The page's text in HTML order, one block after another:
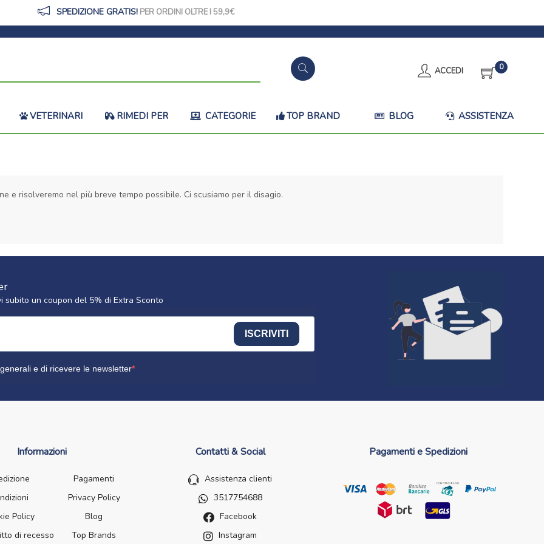
SPEDIZIONE GRATIS! PER ORDINI OLTRE I 59,9
ACCEDI 0
VETERINARI RIMEDI PER CATEGORIE TOP BRAND BLOG ASSISTENZA
e risolveremo nel più breve tempo possibile. Ci scusiamo per il disagio.
subito un coupon del 5% di Extra Sconto
ISCRIVITI
e di ricevere le newsletter
Informazioni
Pagamenti
Privacy Policy
Policy
Blog
di recesso
Top Brands
Contatti & Social
Assistenza clienti
3517754688
Facebook
Instagram
Pagamenti e Spedizioni